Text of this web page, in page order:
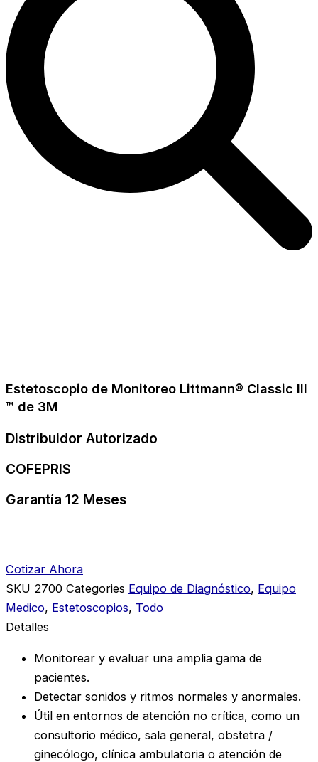
Estetoscopio de Monitoreo Littmann® Classic III
™ de 3M
Distribuidor Autorizado
COFEPRIS
Garantía 12 Meses
Cotizar Ahora
SKU 2700 Categories Equipo de Diagnóstico, Equipo
Medico, Estetoscopios, Todo
Detalles
Monitorear y evaluar una amplia gama de
pacientes.
Detectar sonidos y ritmos normales y anormales.
Útil en entornos de atención no crítica, como un
consultorio médico, sala general, obstetra /
ginecólogo, clínica ambulatoria o atención de